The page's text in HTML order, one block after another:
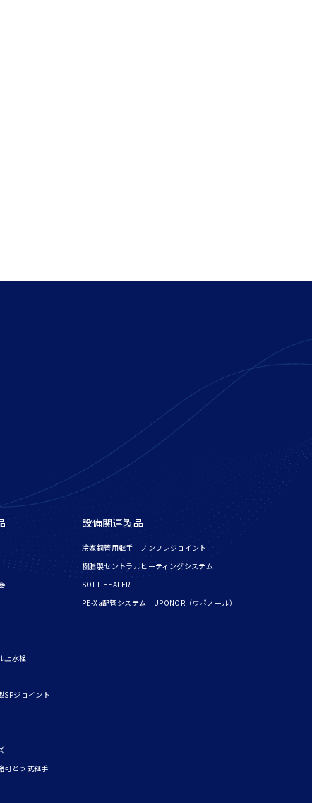
止水栓
SPジョイント
とう式継手
設備関連製品
冷媒銅管用継手 ノンフレジョイント
樹脂製セントラルヒーティングシステム
SOFT HEATER
PE-Xa配管システム UPONOR（ウポノール）